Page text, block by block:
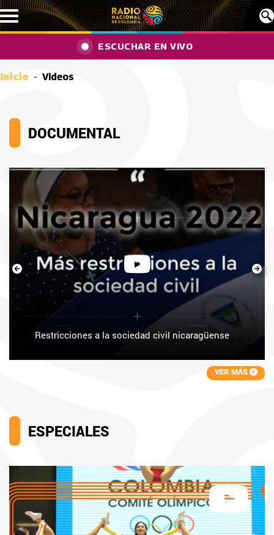
Pasar al contenido principal
ESCUCHAR EN VIVO
Inicio Videos
DOCUMENTAL
Restricciones a la sociedad civil nicaragüense
VER MÁS
ESPECIALES